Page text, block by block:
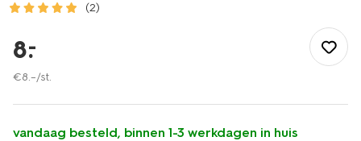
(2)
slapen/badkamer/strandlakens/kinderstrandlaken-
80x140cm-
velours-
5200257.html
8.
–
€8.–/st.
vandaag besteld, binnen 1-3 werkdagen in huis